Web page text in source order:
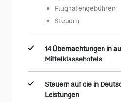
Flughafengebühren
Steuern
14 Übernachtungen in
Mittelklassehotels
Steuern auf die in
Leistungen